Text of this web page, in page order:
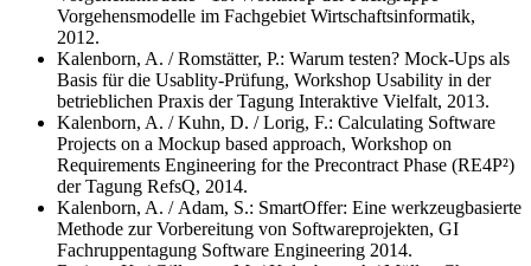
Vorgehensmodelle im Fachgebiet Wirtschaftsinformatik,
2012.
Kalenborn, A. / Romstätter, P.: Warum testen? Mock-Ups als
Basis für die Usablity-Prüfung, Workshop Usability in der
betrieblichen Praxis der Tagung Interaktive Vielfalt, 2013.
Kalenborn, A. / Kuhn, D. / Lorig, F.: Calculating Software
Projects on a Mockup based approach, Workshop on
Requirements Engineering for the Precontract Phase (RE4P²)
der Tagung RefsQ, 2014.
Kalenborn, A. / Adam, S.: SmartOffer: Eine werkzeugbasierte
Methode zur Vorbereitung von Softwareprojekten, GI
Fachruppentagung Software Engineering 2014.